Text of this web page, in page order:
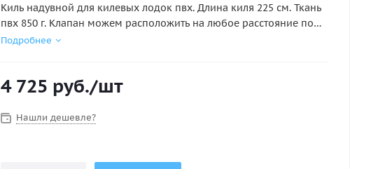
Киль надувной для килевых лодок пвх. Длина киля 225 см. Ткань
пвх 850 г. Клапан можем расположить на любое расстояние по
вашей просьбе, оставленной в комментарии, при оформлении
киль не подойдет для плоскодонных лодок пвх. Если нужен
усиленный киль из 1100г ткани + 500руб. Для воздушного клапана
требуется Переходник к воздушным клапанам (Gol).
Подробнее
4 725 руб./шт
Нашли дешевле?